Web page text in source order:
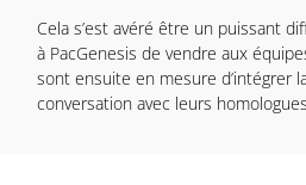
Cela s’est avéré être un puissant
à PacGenesis de vendre aux
sont ensuite en mesure d’intégrer
conversation avec leurs